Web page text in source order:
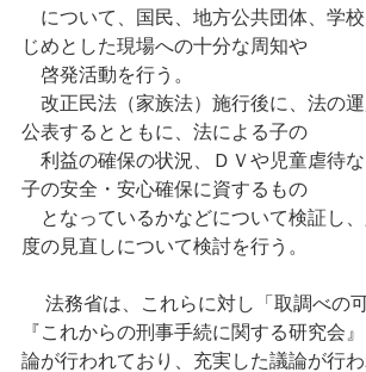
について、国民、地方公共団体、学
じめとした現場への十分な周知や
啓発活動を行う。
改正民法（家族法）施行後に、法の
公表するとともに、法による子の
利益の確保の状況、ＤＶや児童虐待
子の安全・安心確保に資するもの
となっているかなどについて検証し、
度の見直しについて検討を行う。
法務省は、これらに対し「取調べの可
『これからの刑事手続に関する研究会
論が行われており、充実した議論が行